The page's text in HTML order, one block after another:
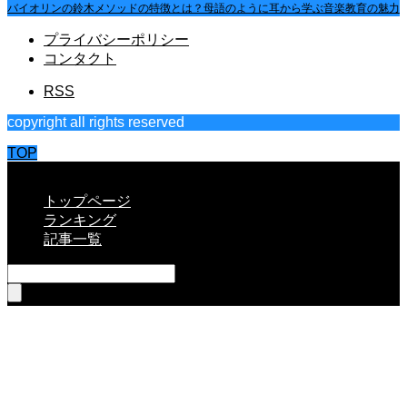
バイオリンの鈴木メソッドの特徴とは？母語のように耳から学ぶ音楽教育の魅力
プライバシーポリシー
コンタクト
RSS
copyright all rights reserved
TOP
トップページ
ランキング
記事一覧